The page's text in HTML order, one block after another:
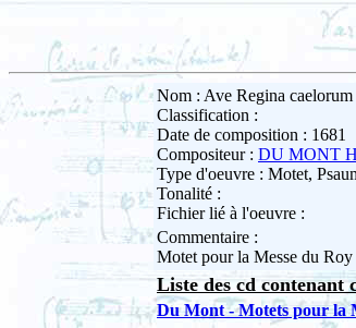
Nom : Ave Regina caelorum
Classification :
Date de composition : 1681
Compositeur : DU MONT
Type d'oeuvre : Motet,
Tonalité :
Fichier lié à l'oeuvre :
Commentaire :
Motet pour la Messe du Roy
Liste des cd contenant
Du Mont - Motets pour la